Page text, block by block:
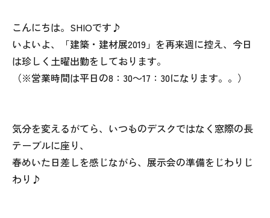
こんにちは。SHIOです♪
いよいよ、「建築・建材展2019」を再来週に控え、今日
は珍しく土曜出勤をしております。
（※営業時間は平日の8：30～17：30になります。。）
気分を変えるがてら、いつものデスクではなく窓際の長
テーブルに座り、
春めいた日差しを感じながら、展示会の準備をじわりじ
わり♪